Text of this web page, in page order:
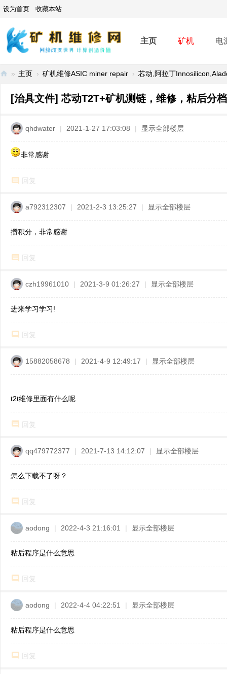
设为首页 收藏本站
主页 矿机 电
» 主页 › 矿机维修ASIC miner repair › 芯动,阿拉丁
[治具文件] 芯动T2T+矿机测链，维修，粘后分
qhdwater | 2021-1-27 17:03:08 | 显示全部楼层
非常感谢
回复
a792312307 | 2021-2-3 13:25:27 | 显示全部楼层
攒积分，非常感谢
回复
czh19961010 | 2021-3-9 01:26:27 | 显示全部楼层
进来学习学习!
回复
15882058678 | 2021-4-9 12:49:17 | 显示全部楼层
t2t维修里面有什么呢
回复
qq479772377 | 2021-7-13 14:12:07 | 显示全部楼层
怎么下载不了呀？
回复
aodong | 2022-4-3 21:16:01 | 显示全部楼层
粘后程序是什么意思
回复
aodong | 2022-4-4 04:22:51 | 显示全部楼层
粘后程序是什么意思
回复